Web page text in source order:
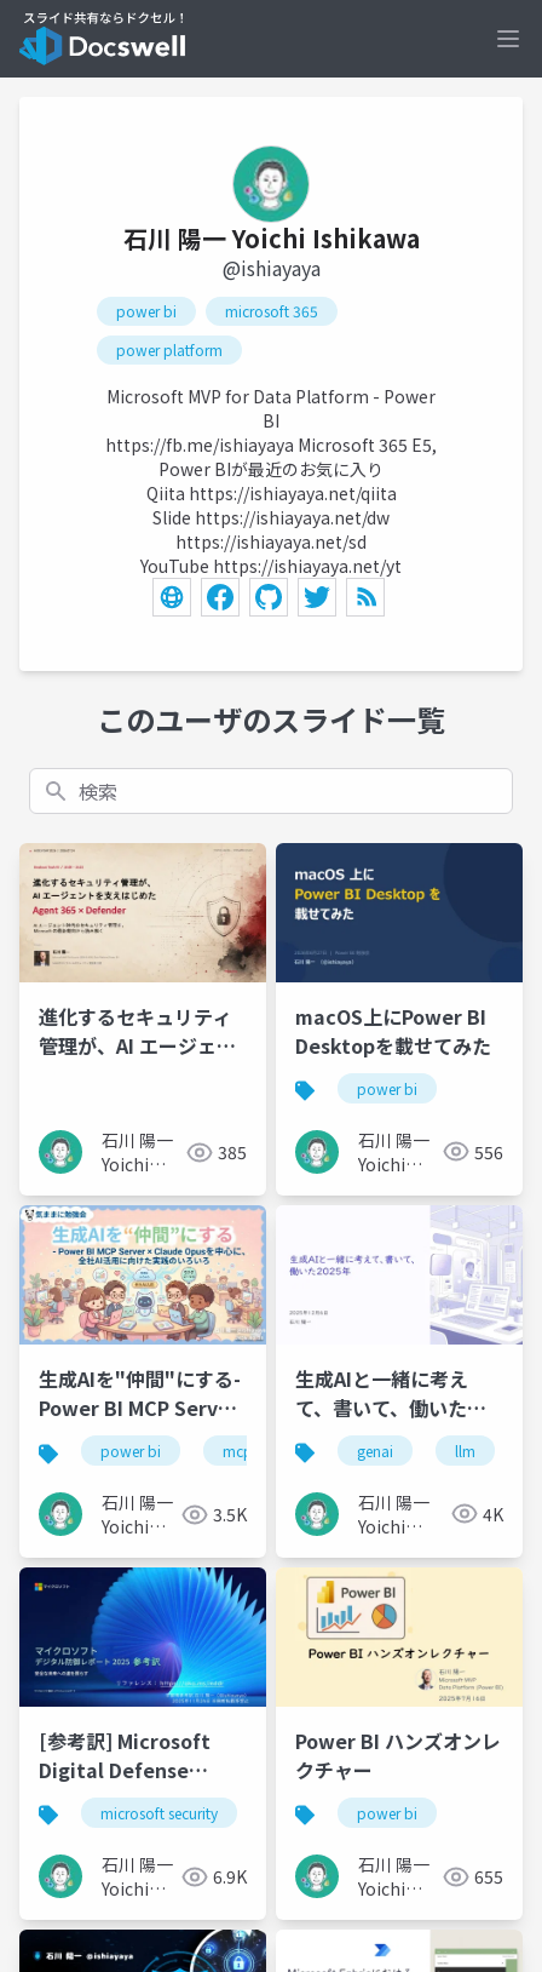
石川 陽一 Yoichi Ishikawa
@ishiayaya
power bi
microsoft 365
power platform
Microsoft MVP for Data Platform - Power
BI
https://fb.me/ishiayaya Microsoft 365 E5,
Power BIが最近のお気に入り
Qiita https://ishiayaya.net/qiita
Slide https://ishiayaya.net/dw
https://ishiayaya.net/sd
YouTube https://ishiayaya.net/yt
このユーザのスライド一覧
検索
進化するセキュリティ
管理が、AI エージェン
Defender石川 陽一
Yoichi
385
macOS上にPower BI
Desktopを載せてみた
power bi
石川 陽一
Yoichi
556
生成AIを"仲間"にする-
Power BI MCP Server
× Claude Opus を中
心に、全社AI活用に向
けた実践のいろいろ
power bi mcp claude
石川 陽一
Yoichi
3.5K
生成AIと一緒に考え
て、書いて、働いた
2025年genai llm
石川 陽一
Yoichi
4K
[参考訳] Microsoft
Digital Defense
Report 2025 / マイク
ロソフト デジタル防御
レポート 2025
microsoft security microsoft defender
石川 陽一
Yoichi
6.9K
Power BI ハンズオンレ
クチャー
power bi
石川 陽一
Yoichi
655